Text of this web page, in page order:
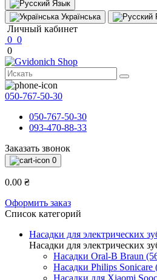
Язык
Українська
Личный кабинет
0 0
0
050-767-50-30
050-767-50-30
093-470-88-33
Заказать звонок
0
0.00 ₴
Оформить заказ
Список категорий
Насадки для электрических
Насадки для электрических
Насадки Oral-B Braun
Насадки Philips Sonicare
Насадки для Xiaomi